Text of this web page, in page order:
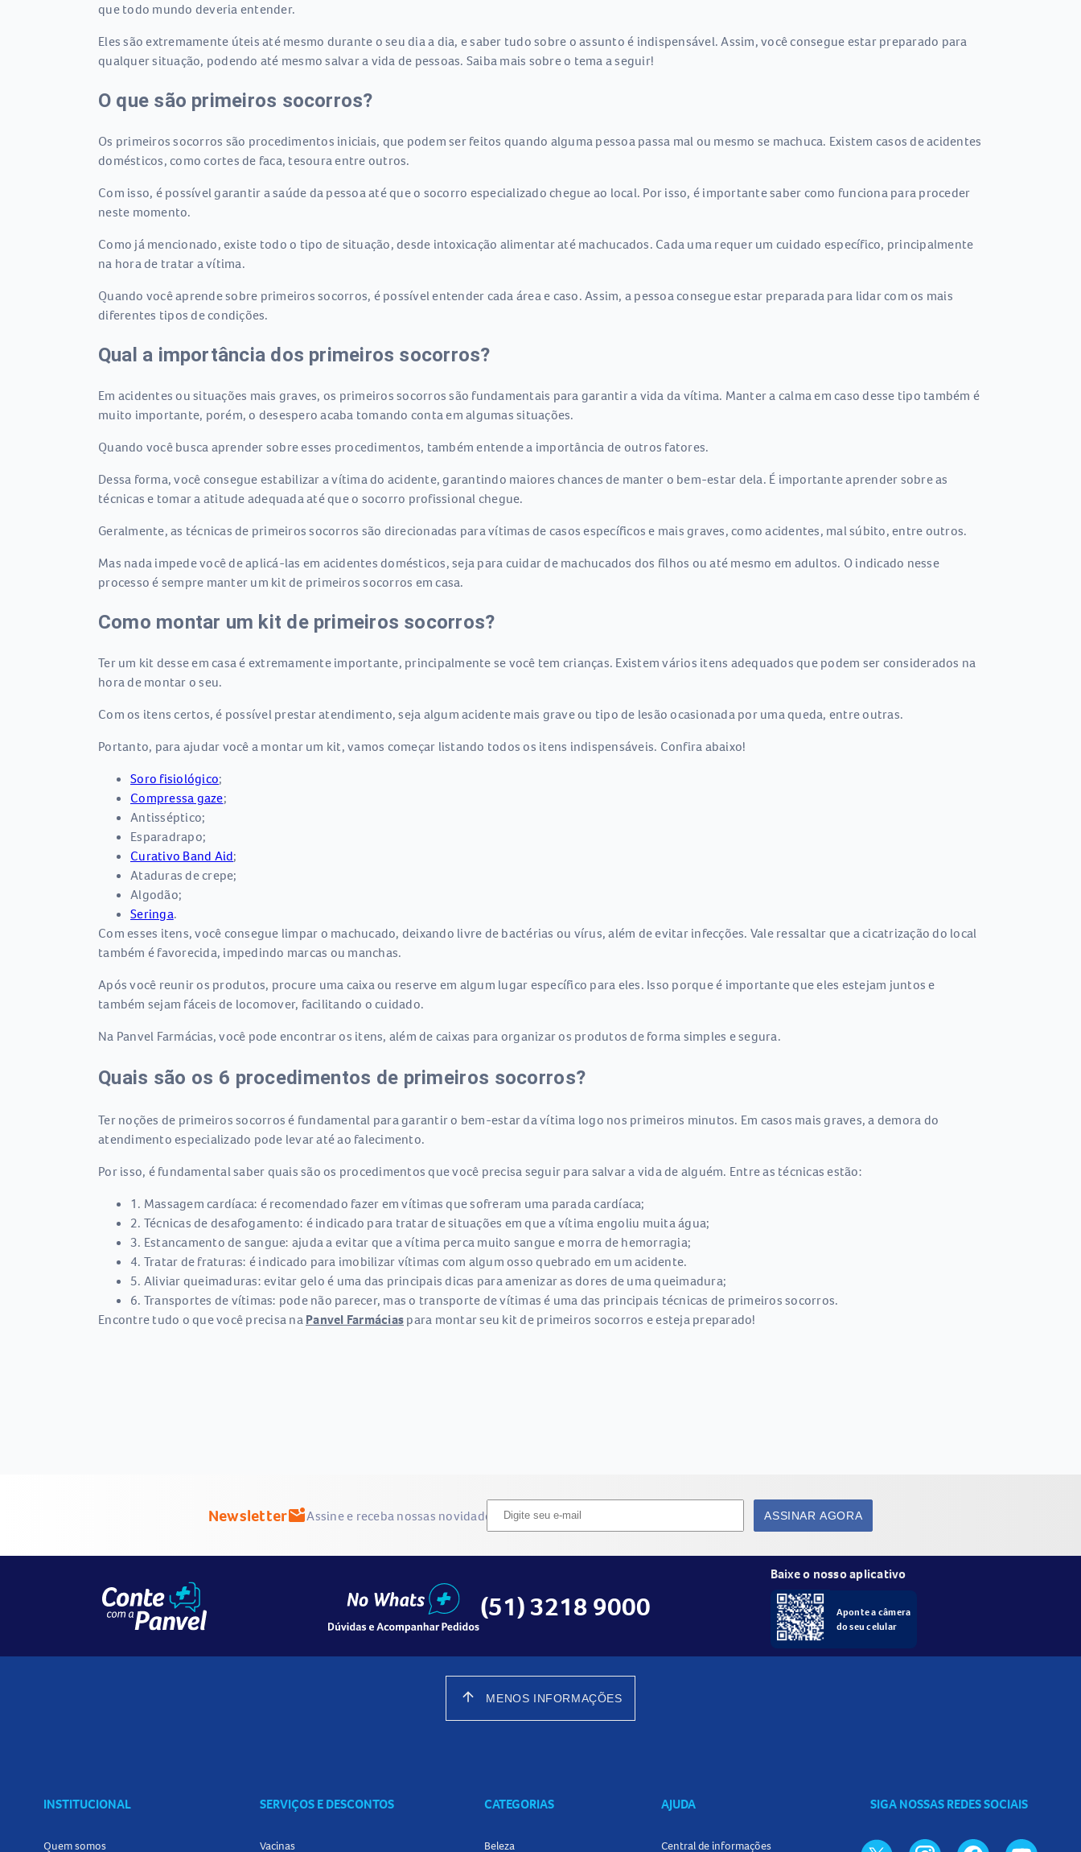
que todo mundo deveria entender.
Eles são extremamente úteis até mesmo durante o seu dia a dia, e saber tudo sobre o assunto é indispensável. Assim, você consegue estar preparado para
qualquer situação, podendo até mesmo salvar a vida de pessoas. Saiba mais sobre o tema a seguir!
O que são primeiros socorros?
Os primeiros socorros são procedimentos iniciais, que podem ser feitos quando alguma pessoa passa mal ou mesmo se machuca. Existem casos de acidentes
domésticos, como cortes de faca, tesoura entre outros.
Com isso, é possível garantir a saúde da pessoa até que o socorro especializado chegue ao local. Por isso, é importante saber como funciona para proceder
neste momento.
Como já mencionado, existe todo o tipo de situação, desde intoxicação alimentar até machucados. Cada uma requer um cuidado específico, principalmente
na hora de tratar a vítima.
Quando você aprende sobre primeiros socorros, é possível entender cada área e caso. Assim, a pessoa consegue estar preparada para lidar com os mais
diferentes tipos de condições.
Qual a importância dos primeiros socorros?
Em acidentes ou situações mais graves, os primeiros socorros são fundamentais para garantir a vida da vítima. Manter a calma em caso desse tipo também é
muito importante, porém, o desespero acaba tomando conta em algumas situações.
Quando você busca aprender sobre esses procedimentos, também entende a importância de outros fatores.
Dessa forma, você consegue estabilizar a vítima do acidente, garantindo maiores chances de manter o bem-estar dela. É importante aprender sobre as
técnicas e tomar a atitude adequada até que o socorro profissional chegue.
Geralmente, as técnicas de primeiros socorros são direcionadas para vítimas de casos específicos e mais graves, como acidentes, mal súbito, entre outros.
Mas nada impede você de aplicá-las em acidentes domésticos, seja para cuidar de machucados dos filhos ou até mesmo em adultos. O indicado nesse
processo é sempre manter um kit de primeiros socorros em casa.
Como montar um kit de primeiros socorros?
Ter um kit desse em casa é extremamente importante, principalmente se você tem crianças. Existem vários itens adequados que podem ser considerados na
hora de montar o seu.
Com os itens certos, é possível prestar atendimento, seja algum acidente mais grave ou tipo de lesão ocasionada por uma queda, entre outras.
Portanto, para ajudar você a montar um kit, vamos começar listando todos os itens indispensáveis. Confira abaixo!
Soro fisiológico;
Compressa gaze;
Antisséptico;
Esparadrapo;
Curativo Band Aid;
Ataduras de crepe;
Algodão;
Seringa.
Com esses itens, você consegue limpar o machucado, deixando livre de bactérias ou vírus, além de evitar infecções. Vale ressaltar que a cicatrização do local
também é favorecida, impedindo marcas ou manchas.
Após você reunir os produtos, procure uma caixa ou reserve em algum lugar específico para eles. Isso porque é importante que eles estejam juntos e
também sejam fáceis de locomover, facilitando o cuidado.
Na Panvel Farmácias, você pode encontrar os itens, além de caixas para organizar os produtos de forma simples e segura.
Quais são os 6 procedimentos de primeiros socorros?
Ter noções de primeiros socorros é fundamental para garantir o bem-estar da vítima logo nos primeiros minutos. Em casos mais graves, a demora do
atendimento especializado pode levar até ao falecimento.
Por isso, é fundamental saber quais são os procedimentos que você precisa seguir para salvar a vida de alguém. Entre as técnicas estão:
1. Massagem cardíaca: é recomendado fazer em vítimas que sofreram uma parada cardíaca;
2. Técnicas de desafogamento: é indicado para tratar de situações em que a vítima engoliu muita água;
3. Estancamento de sangue: ajuda a evitar que a vítima perca muito sangue e morra de hemorragia;
4. Tratar de fraturas: é indicado para imobilizar vítimas com algum osso quebrado em um acidente.
5. Aliviar queimaduras: evitar gelo é uma das principais dicas para amenizar as dores de uma queimadura;
6. Transportes de vítimas: pode não parecer, mas o transporte de vítimas é uma das principais técnicas de primeiros socorros.
Encontre tudo o que você precisa na Panvel Farmácias para montar seu kit de primeiros socorros e esteja preparado!
Newslettermark_email_unreadAssine e receba nossas novidades ASSINAR AGORA
(51) 3218 9000
Baixe o nosso aplicativo
Aponte a câmera
do seu celular
arrow_upward MENOS INFORMAÇÕES
INSTITUCIONAL
Quem somos
SERVIÇOS E DESCONTOS
Vacinas
CATEGORIAS
Beleza
AJUDA
Central de informações
SIGA NOSSAS REDES SOCIAIS